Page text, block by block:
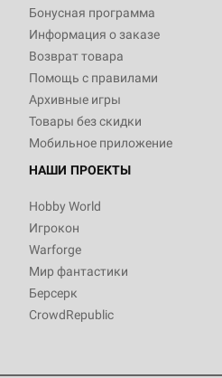
Бонусная программа
Информация о заказе
Возврат товара
Помощь с правилами
Архивные игры
Товары без скидки
Мобильное приложение
НАШИ ПРОЕКТЫ
Hobby World
Игрокон
Warforge
Мир фантастики
Берсерк
CrowdRepublic